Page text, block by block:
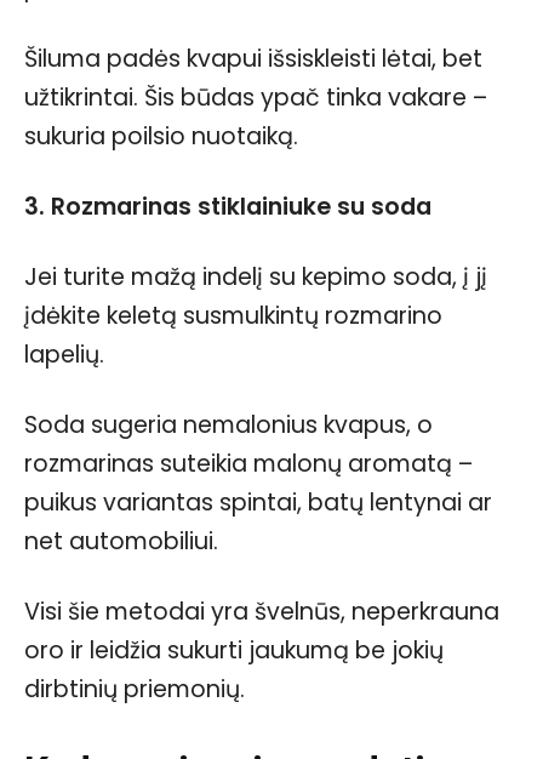
Šiluma padės kvapui išsiskleisti lėtai, bet
užtikrintai. Šis būdas ypač tinka vakare –
sukuria poilsio nuotaiką.
3. Rozmarinas stiklainiuke su soda
Jei turite mažą indelį su kepimo soda, į jį
įdėkite keletą susmulkintų rozmarino
lapelių.
Soda sugeria nemalonius kvapus, o
rozmarinas suteikia malonų aromatą –
puikus variantas spintai, batų lentynai ar
net automobiliui.
Visi šie metodai yra švelnūs, neperkrauna
oro ir leidžia sukurti jaukumą be jokių
dirbtinių priemonių.